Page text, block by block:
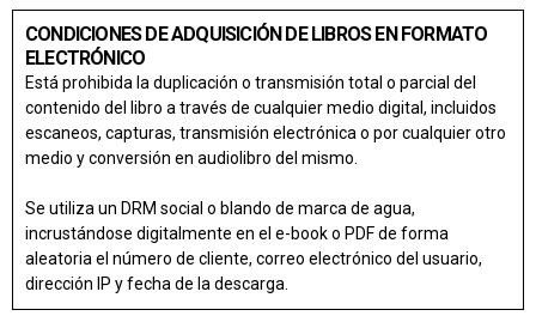
CONDICIONES DE ADQUISICIÓN DE LIBROS EN FORMATO
ELECTRÓNICO
Está prohibida la duplicación o transmisión total o parcial del
contenido del libro a través de cualquier medio digital, incluidos
escaneos, capturas, transmisión electrónica o por cualquier otro
medio y conversión en audiolibro del mismo.
Se utiliza un DRM social o blando de marca de agua,
incrustándose digitalmente en el e-book o PDF de forma
aleatoria el número de cliente, correo electrónico del usuario,
dirección IP y fecha de la descarga.